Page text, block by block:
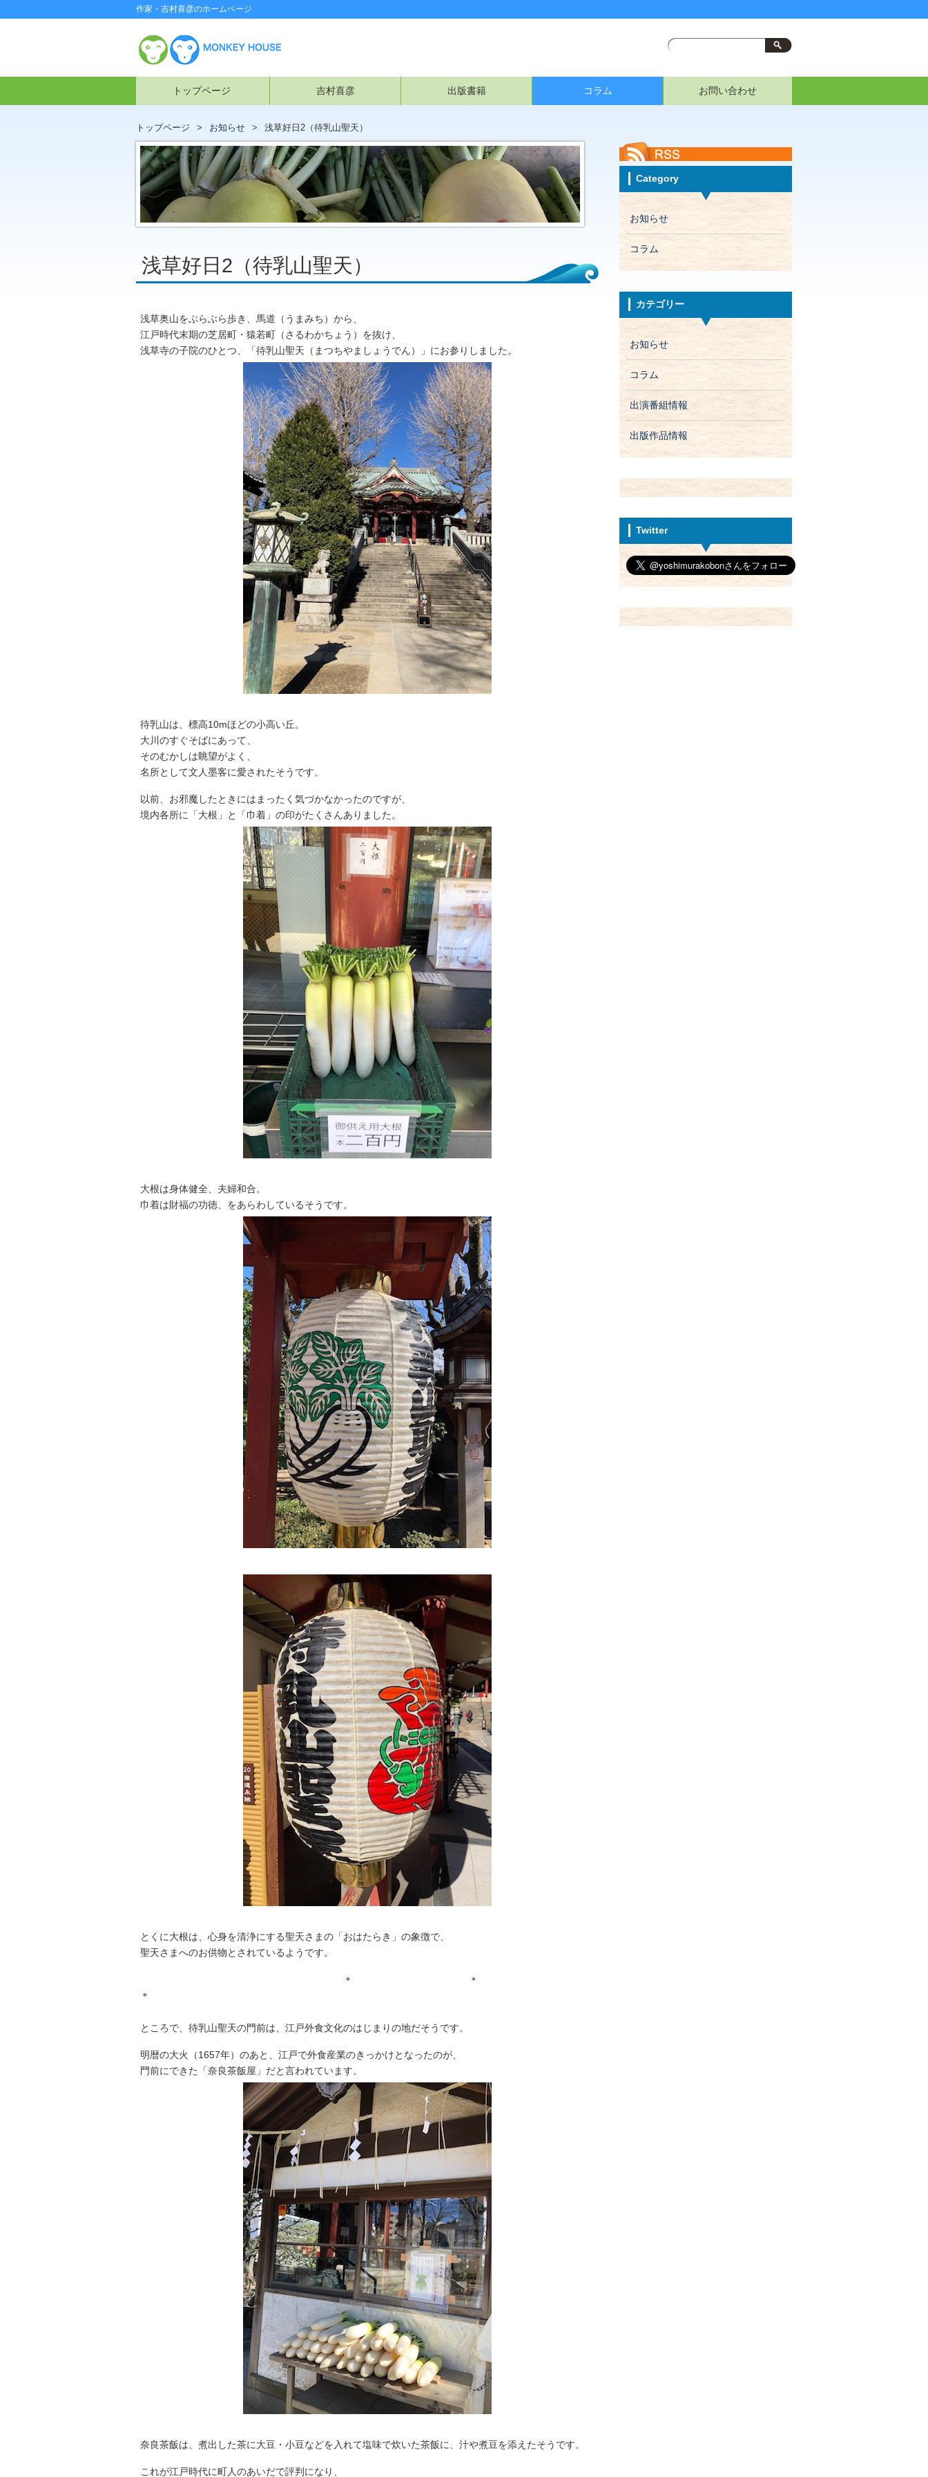
作家・吉村喜彦のホームページ
トップページ 吉村喜彦 出版書籍 コラム お問い合わせ
トップページ お知らせ 浅草好日2（待乳山聖天）
浅草好日2（待乳山聖天）
浅草奥山をぶらぶら歩き、馬道（うまみち）から、
江戸時代末期の芝居町・猿若町（さるわかちょう）を抜け、
浅草寺の子院のひとつ、「待乳山聖天（まつちやましょうでん）」にお参りしました。
待乳山は、標高10mほどの小高い丘。
大川のすぐそばにあって、
そのむかしは眺望がよく、
名所として文人墨客に愛されたそうです。
以前、お邪魔したときにはまったく気づかなかったのですが、
境内各所に「大根」と「巾着」の印がたくさんありました。
大根は身体健全、夫婦和合。
巾着は財福の功徳、をあらわしているそうです。
とくに大根は、心身を清浄にする聖天さまの「おはたらき」の象徴で、
聖天さまへのお供物とされているようです。
＊ ＊
＊
ところで、待乳山聖天の門前は、江戸外食文化のはじまりの地だそうです。
明暦の大火（1657年）のあと、江戸で外食産業のきっかけとなったのが、
門前にできた「奈良茶飯屋」だと言われています。
奈良茶飯は、煮出した茶に大豆・小豆などを入れて塩味で炊いた茶飯に、汁や煮豆を添えたそうです。
これが江戸時代に町人のあいだで評判になり、
Category
お知らせ
コラム
カテゴリー
お知らせ
コラム
出演番組情報
出版作品情報
Twitter